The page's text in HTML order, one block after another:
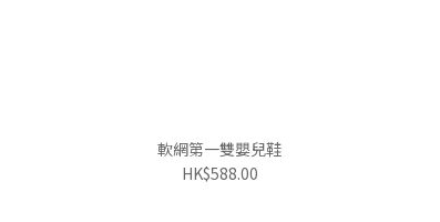
軟網第一雙嬰兒鞋
HK$588.00